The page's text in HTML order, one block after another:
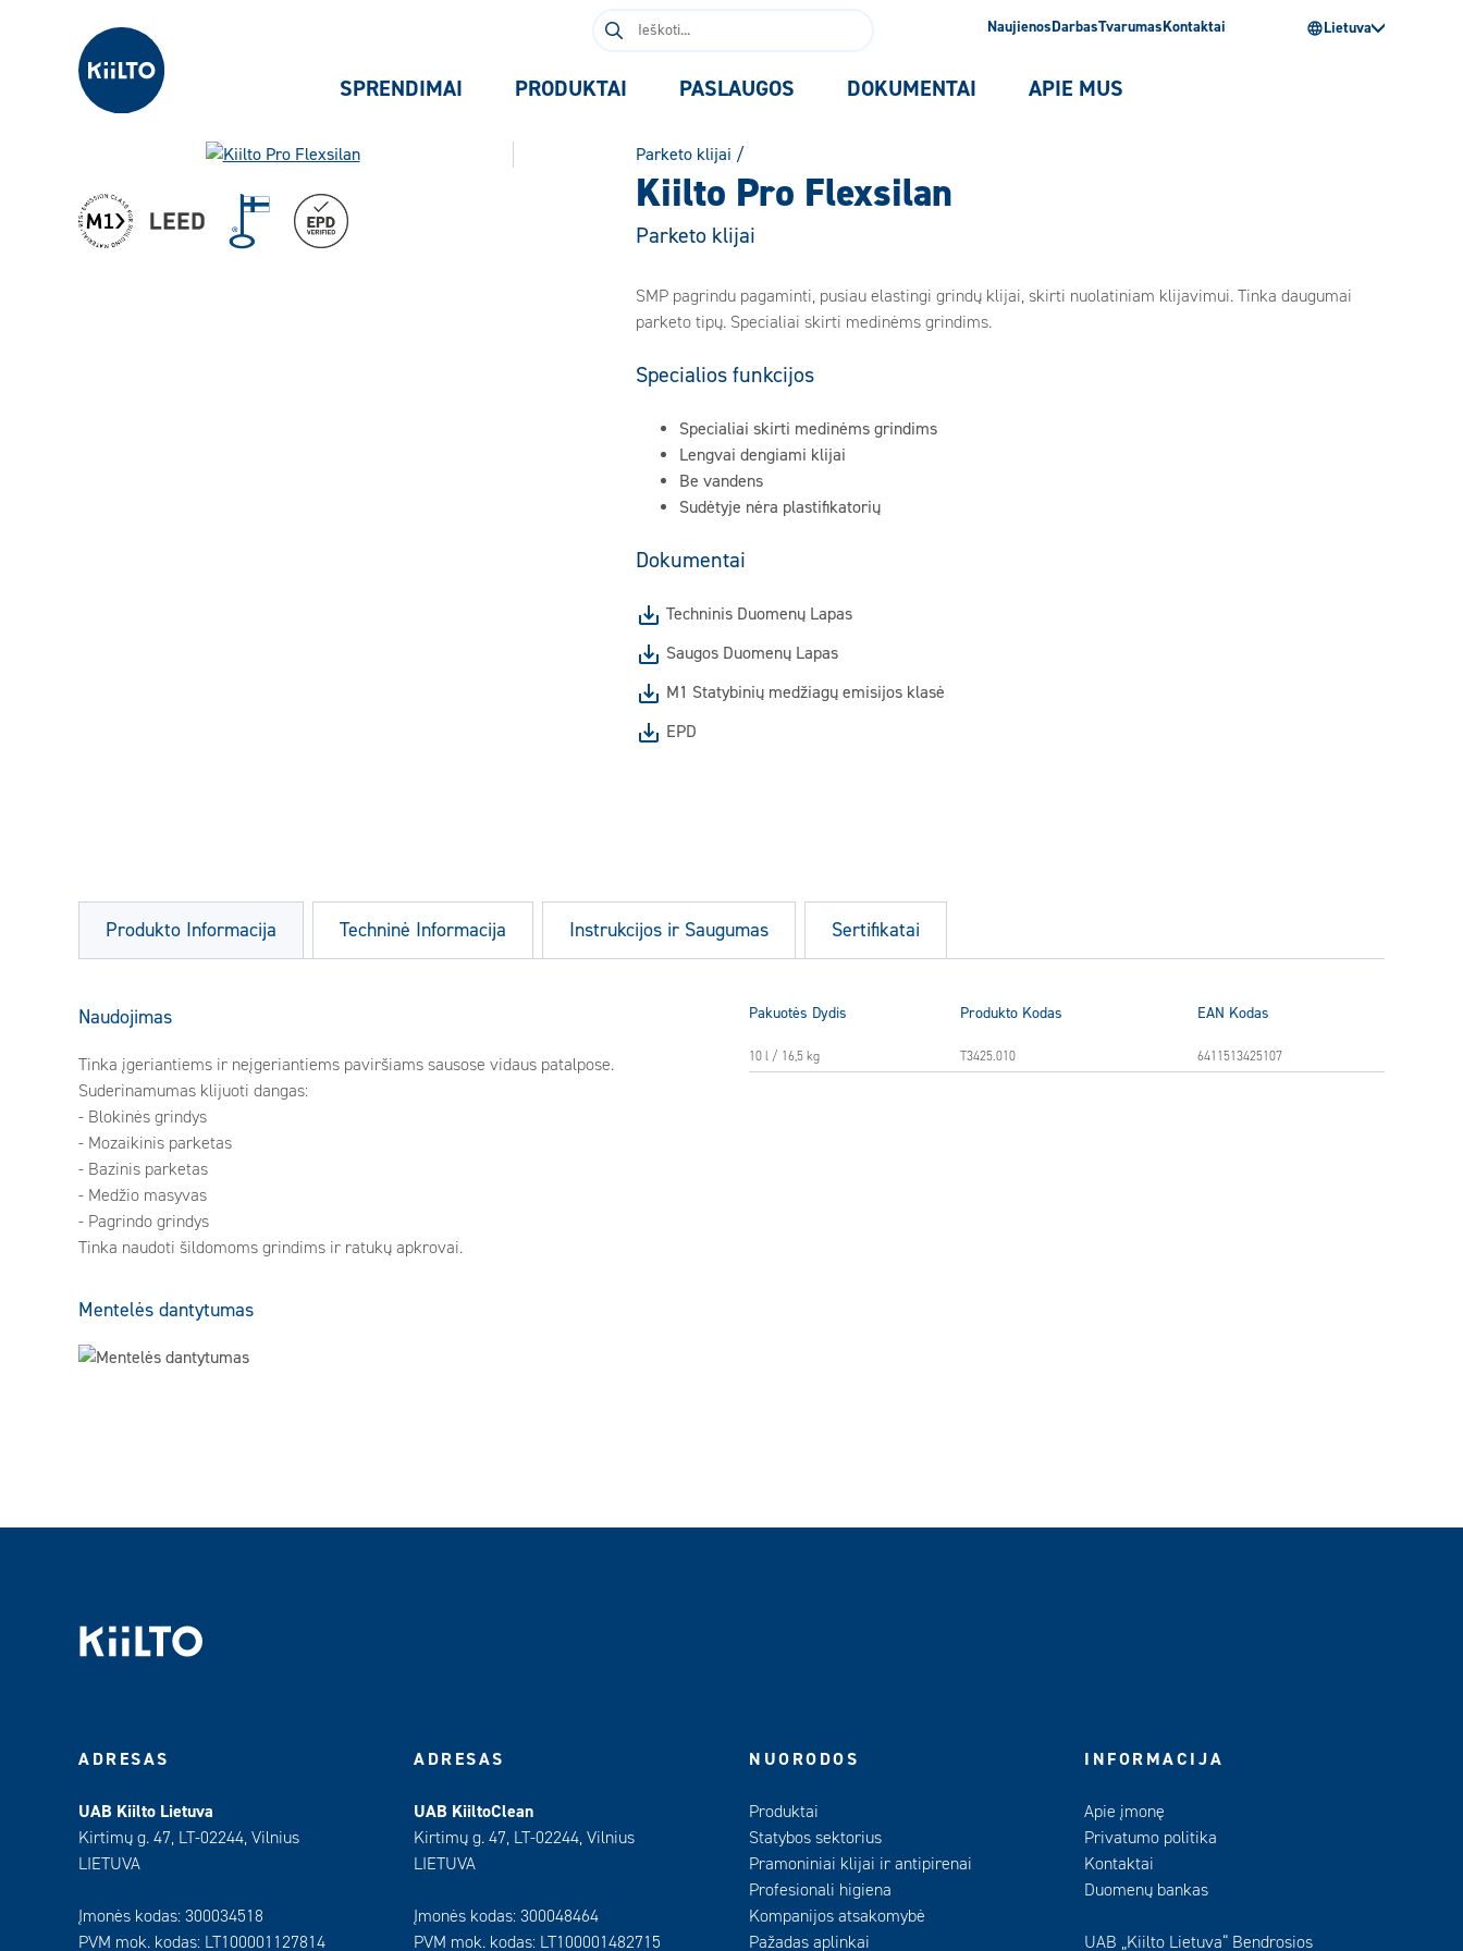
Kiilto Lietuva Ieškoti: NaujienosDarbasTvarumasKontaktai Lietuva
SPRENDIMAI PRODUKTAI PASLAUGOS DOKUMENTAI APIE MUS
Parketo klijai /
Kiilto Pro Flexsilan
Parketo klijai
SMP pagrindu pagaminti, pusiau elastingi grindų klijai, skirti nuolatiniam klijavimui. Tinka daugumai
parketo tipų. Specialiai skirti medinėms grindims.
Specialios funkcijos
Specialiai skirti medinėms grindims
Lengvai dengiami klijai
Be vandens
Sudėtyje nėra plastifikatorių
Dokumentai
Techninis Duomenų Lapas
Saugos Duomenų Lapas
M1 Statybinių medžiagų emisijos klasė
EPD
Produkto Informacija
Naudojimas
Tinka įgeriantiems ir neįgeriantiems paviršiams sausose vidaus patalpose.
Suderinamumas klijuoti dangas:
- Blokinės grindys
- Mozaikinis parketas
- Bazinis parketas
- Medžio masyvas
- Pagrindo grindys
Tinka naudoti šildomoms grindims ir ratukų apkrovai.
Mentelės dantytumas
Pakuotės Dydis Produkto Kodas EAN Kodas
10 l / 16,5 kg T3425.010 6411513425107
Techninė Informacija Instrukcijos ir Saugumas Sertifikatai
ADRESAS
UAB Kiilto Lietuva
Kirtimų g. 47, LT-02244, Vilnius
LIETUVA
Įmonės kodas: 300034518
PVM mok. kodas: LT100001127814
ADRESAS
UAB KiiltoClean
Kirtimų g. 47, LT-02244, Vilnius
LIETUVA
Įmonės kodas: 300048464
PVM mok. kodas: LT100001482715
NUORODOS
Produktai
Statybos sektorius
Pramoniniai klijai ir antipirenai
Profesionali higiena
Kompanijos atsakomybė
Pažadas aplinkai
INFORMACIJA
Apie įmonę
Privatumo politika
Kontaktai
Duomenų bankas
UAB „Kiilto Lietuva“ Bendrosios